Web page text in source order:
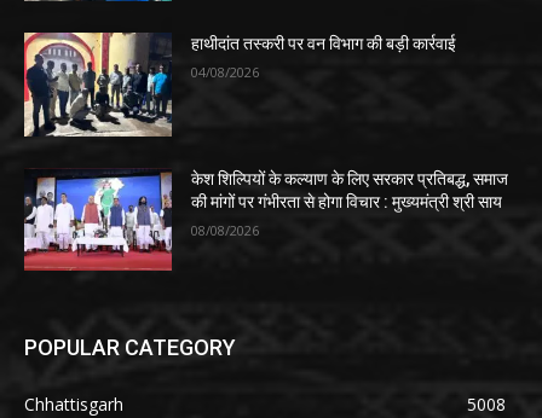
हाथीदांत तस्करी पर वन विभाग की बड़ी कार्रवाई
04/08/2026
केश शिल्पियों के कल्याण के लिए सरकार प्रतिबद्ध, समाज
की मांगों पर गंभीरता से होगा विचार : मुख्यमंत्री श्री साय
08/08/2026
POPULAR CATEGORY
Chhattisgarh
5008